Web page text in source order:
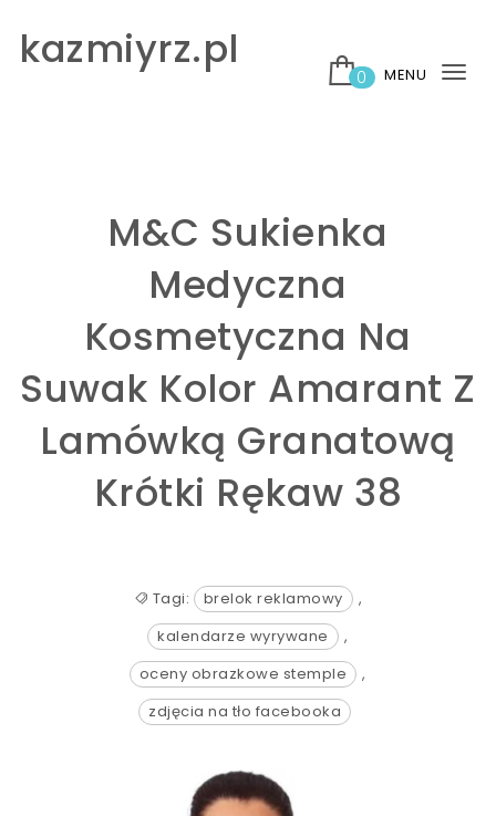
kazmiyrz.pl
0 MENU
M&C Sukienka
Medyczna
Kosmetyczna Na
Suwak Kolor Amarant Z
Lamówką Granatową
Krótki Rękaw 38
Tagi: brelok reklamowy
,
kalendarze wyrywane
,
oceny obrazkowe stemple
,
zdjęcia na tło facebooka